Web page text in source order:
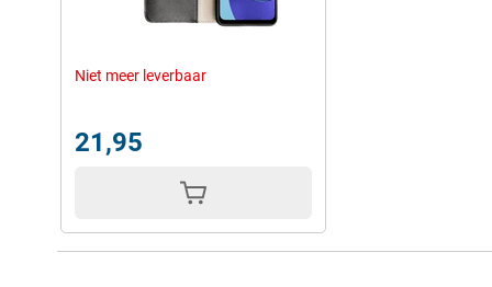
Niet meer leverbaar
21,95